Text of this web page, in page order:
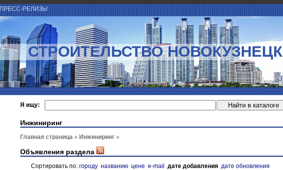
ПРЕСС-РЕЛИЗЫ
СТРОИТЕЛЬСТВО НОВОКУЗНЕЦК
Я ищу:
Инжиниринг
Главная страница Инжиниринг
Объявления раздела
Сортировать по: городу названию цене e-mail дате добавления дате обновления